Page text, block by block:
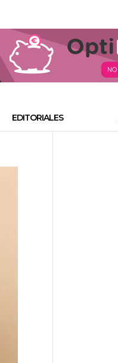
EDITORIALES